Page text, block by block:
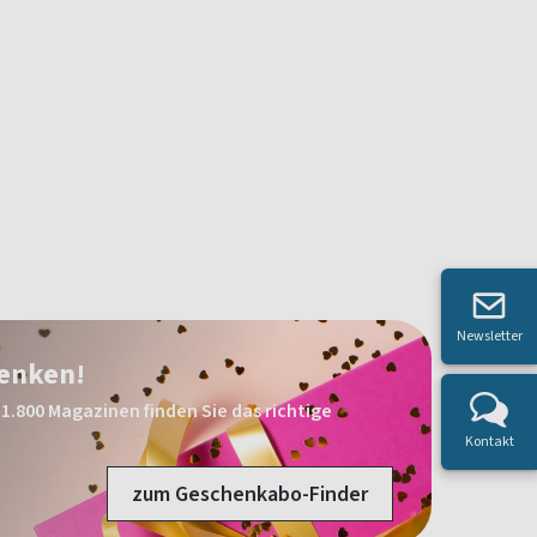
Magazinen finden Sie das richtige
zum Geschenkabo-Finder
Newsletter
Kontakt